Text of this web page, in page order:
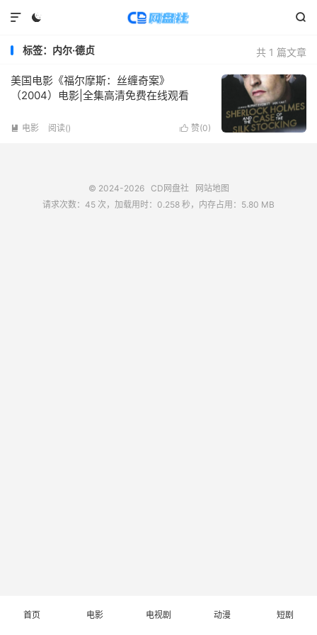
 

共 1 篇文章
标签：内尔·德贞
美国电影《福尔摩斯：丝缠奇案》
（2004）电影|全集高清免费在线观看
 赞(0)
 电影 阅读()
© 2024-2026 CD网盘社
网站地图
请求次数：45 次，加载用时：0.258 秒，内存占用：5.80 MB
首页 电影 电视剧 动漫 短剧